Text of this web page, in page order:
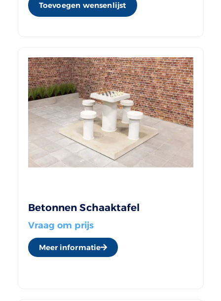
Toevoegen wensenlijst
Betonnen Schaaktafel
Vraag om prijs
Meer informatie